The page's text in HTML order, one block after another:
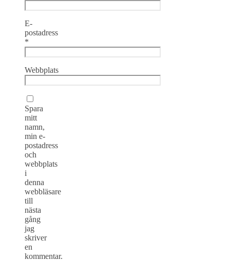
E-
postadress
*
Webbplats
Spara
mitt
namn,
min e-
postadress
och
webbplats
i
denna
webbläsare
till
nästa
gång
jag
skriver
en
kommentar.